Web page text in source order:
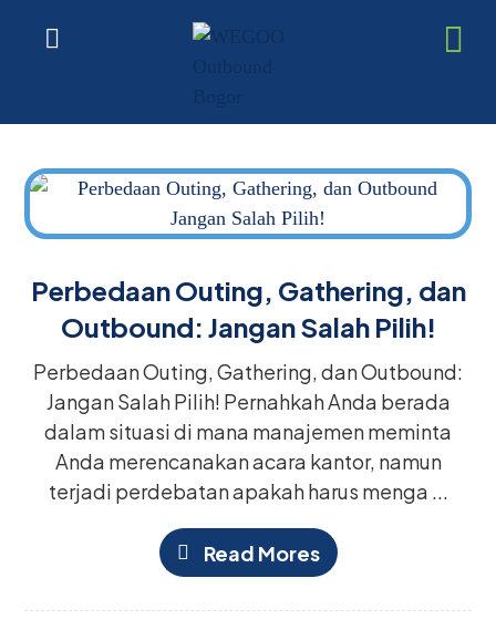
Perbedaan Outing, Gathering, dan
Outbound: Jangan Salah Pilih!
Perbedaan Outing, Gathering, dan Outbound:
Jangan Salah Pilih! Pernahkah Anda berada
dalam situasi di mana manajemen meminta
Anda merencanakan acara kantor, namun
terjadi perdebatan apakah harus menga ...
Read Mores